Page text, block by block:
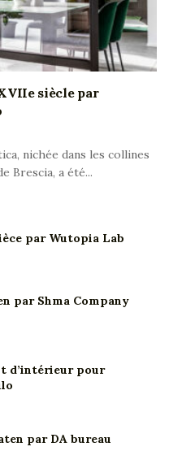
siècle par
nichée dans les collines
Brescia, a été...
par Wutopia Lab
par Shma Company
d’intérieur pour
par DA bureau